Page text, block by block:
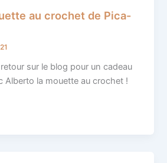
au crochet de Pica-
sur le blog pour un cadeau
Alberto la mouette au crochet !